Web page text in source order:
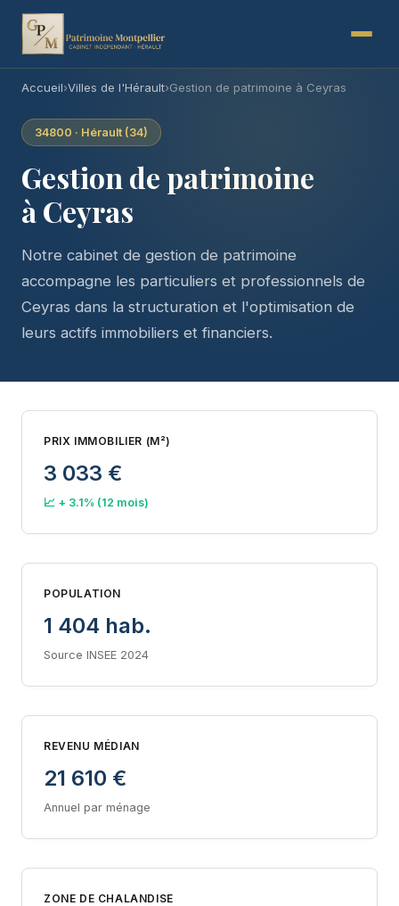
Accueil›Villes de l'Hérault›Gestion de patrimoine à Ceyras
34800 · Hérault (34)
Gestion de patrimoine
à Ceyras
Notre cabinet de gestion de patrimoine
accompagne les particuliers et professionnels de
Ceyras dans la structuration et l'optimisation de
leurs actifs immobiliers et financiers.
PRIX IMMOBILIER (M²)
3 033 €
📈 + 3.1% (12 mois)
POPULATION
1 404 hab.
Source INSEE 2024
REVENU MÉDIAN
21 610 €
Annuel par ménage
ZONE DE CHALANDISE